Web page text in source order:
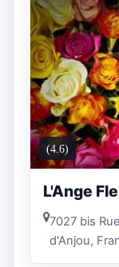
(4.6)
L'Ange
7027 bis
d'Anjou,